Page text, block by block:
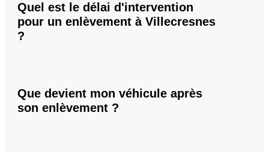
Quel est le délai d'intervention
pour un enlèvement à Villecresnes
?
Que devient mon véhicule après
son enlèvement ?